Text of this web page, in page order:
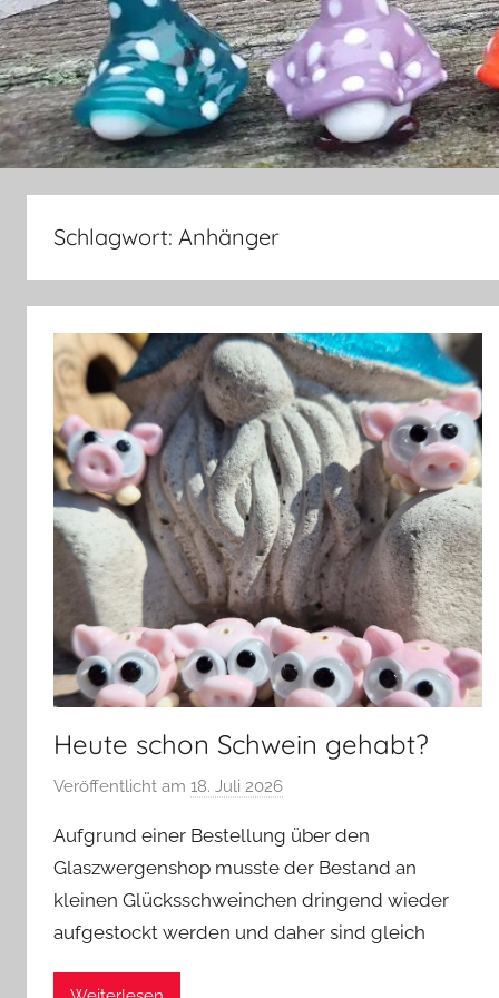
Schlagwort: Anhänger
Heute schon Schwein gehabt?
Veröffentlicht am 18. Juli 2026
n
G
l
a
Aufgrund einer Bestellung über den
Glaszwergenshop musste der Bestand an
kleinen Glücksschweinchen dringend wieder
aufgestockt werden und daher sind gleich